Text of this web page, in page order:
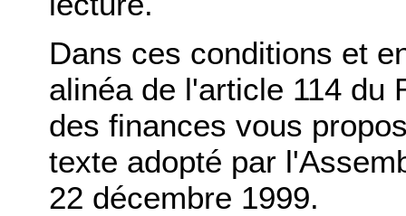
Dans ces conditions et
alinéa de l'article 114 du
des finances vous
texte adopté par
22 décembre 1999.